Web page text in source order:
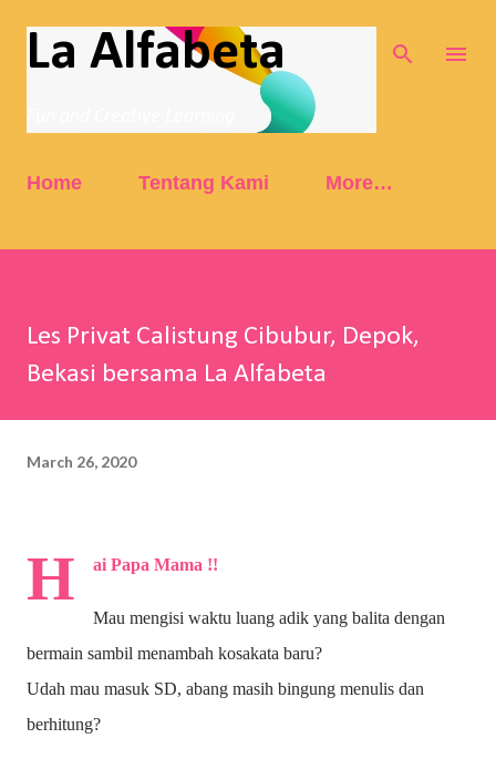
Skip to main content
La Alfabeta
Home Tentang Kami More…
Les Privat Calistung Cibubur, Depok,
Bekasi bersama La Alfabeta
March 26, 2020
H ai Papa Mama !!
Mau mengisi waktu luang adik yang balita dengan
bermain sambil menambah kosakata baru?
Udah mau masuk SD, abang masih bingung menulis dan
berhitung?